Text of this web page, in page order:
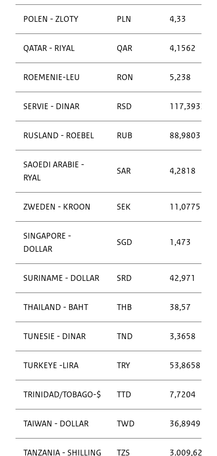
POLEN - ZLOTY PLN 4,33
QATAR - RIYAL QAR 4,1562
ROEMENIE-LEU RON 5,238
SERVIE - DINAR RSD 117,3933
RUSLAND - ROEBEL RUB 88,9803
SAOEDI ARABIE -
RYAL
SAR 4,2818
ZWEDEN - KROON SEK 11,0775
SINGAPORE -
DOLLAR
SGD 1,473
SURINAME - DOLLAR SRD 42,971
THAILAND - BAHT THB 38,57
TUNESIE - DINAR TND 3,3658
TURKEYE -LIRA TRY 53,8658
TRINIDAD/TOBAGO-$ TTD 7,7204
TAIWAN - DOLLAR TWD 36,8949
TANZANIA - SHILLING TZS 3.009,6228